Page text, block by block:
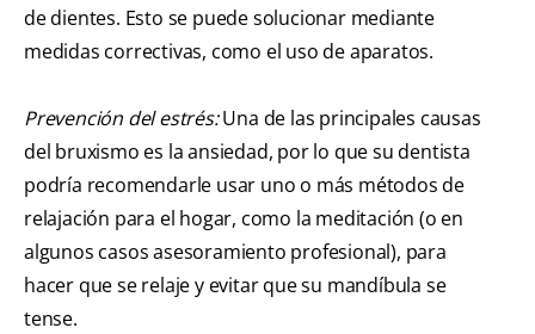
de dientes. Esto se puede solucionar mediante
medidas correctivas, como el uso de aparatos.
Prevención del estrés:Una de las principales causas
del bruxismo es la ansiedad, por lo que su dentista
podría recomendarle usar uno o más métodos de
relajación para el hogar, como la meditación (o en
algunos casos asesoramiento profesional), para
hacer que se relaje y evitar que su mandíbula se
tense.